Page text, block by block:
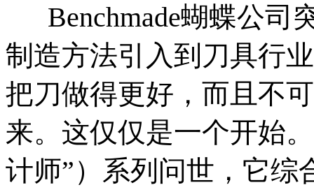
Benchmade蝴蝶公司
制造方法引入到刀具行
把刀做得更好，而且不
来。这仅仅是一个开始。
计师”）系列问世，它综